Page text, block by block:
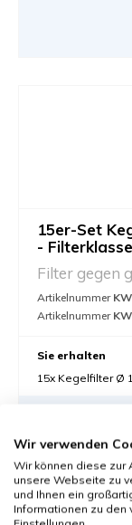
15er-Set
-
Filter gegen
Artikelnummer
Artikelnummer
Sie erhalten
15x Kegelfilter Ø
28,00 €
- +
Wir verwenden
Wir können diese zur
unsere Webseite zu
und Ihnen ein
Informationen zu den